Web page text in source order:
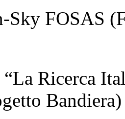
Sky FOSAS
“La Ricerca
Bandiera)